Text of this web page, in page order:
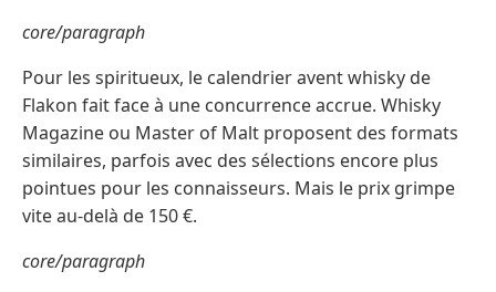
core/paragraph
Pour les spiritueux, le calendrier avent whisky de
Flakon fait face à une concurrence accrue. Whisky
Magazine ou Master of Malt proposent des formats
similaires, parfois avec des sélections encore plus
pointues pour les connaisseurs. Mais le prix grimpe
vite au-delà de 150 €.
core/paragraph